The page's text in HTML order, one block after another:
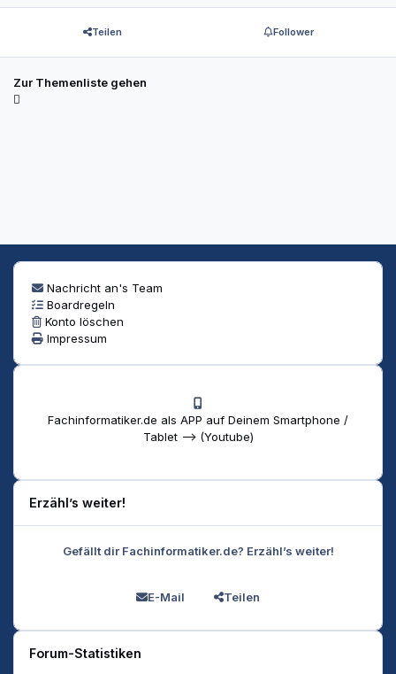
Teilen Follower
Zur Themenliste gehen
Nachricht an's Team
Boardregeln
Konto löschen
Impressum
Fachinformatiker.de als APP auf Deinem Smartphone /
Tablet --> (Youtube)
Erzähl’s weiter!
Gefällt dir Fachinformatiker.de? Erzähl’s weiter!
E-Mail Teilen
Forum-Statistiken